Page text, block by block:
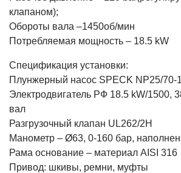
клапаном);
Обороты вала –1450об/мин
Потребляемая мощность – 18.5 kW
Спецификация установки:
Плунжерный насос SPECK NP25/70-
Электродвигатель РФ 18.5 kW/1500,
вал
Разгрузочный клапан UL262/2H
Манометр – Ø63, 0-160 бар,
Рама основание – материал AISI 316
Привод: шкивы, ремни, муфты